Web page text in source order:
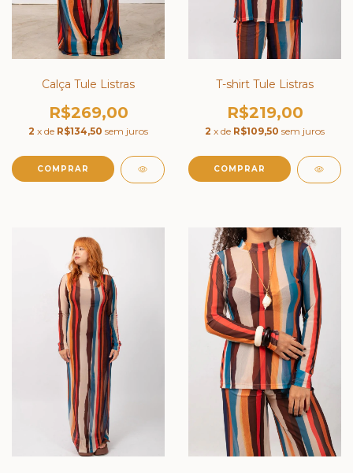
Calça Tule Listras
R$269,00
2 x de R$134,50 sem juros
COMPRAR
T-shirt Tule Listras
R$219,00
2 x de R$109,50 sem juros
COMPRAR